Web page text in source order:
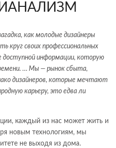
как молодые дизайнеры
круг своих профессиональных
доступной информации, которую
… Мы — рынок сбыта,
дизайнеров, которые мечтают
карьеру, это едва ли
каждый из нас может жить и
новым технологиям, мы
не выходя из дома.